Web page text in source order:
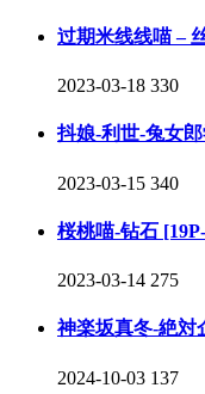
过期米线线喵 –
2023-03-18 330
抖娘-利世-兔女
2023-03-15 340
桜桃喵-钻石
2023-03-14 275
神楽坂真冬-絶対
2024-10-03 137